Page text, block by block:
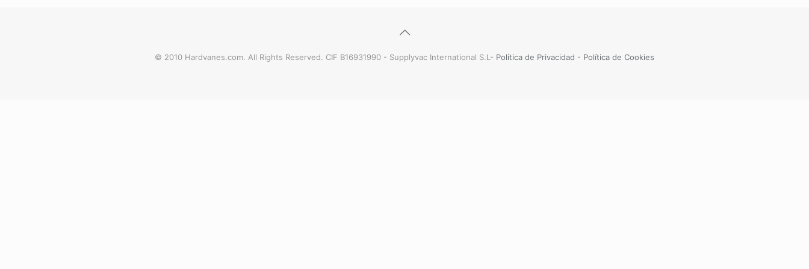
© 2010 Hardvanes.com. All Rights Reserved. CIF B16931990 - Supplyvac International S.L- Política de Privacidad - Política de Cookies